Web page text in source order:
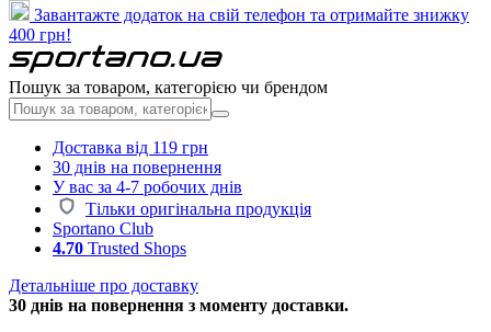
Завантажте додаток на свій телефон та отримайте знижку
400 грн!
Пошук за товаром, категорією чи брендом
Доставка від 119 грн
30 днів на повернення
У вас за 4-7 робочих днів
Тільки оригінальна продукція
Sportano Club
4.70 Trusted Shops
Детальніше про доставку
30 днів на повернення з моменту доставки.